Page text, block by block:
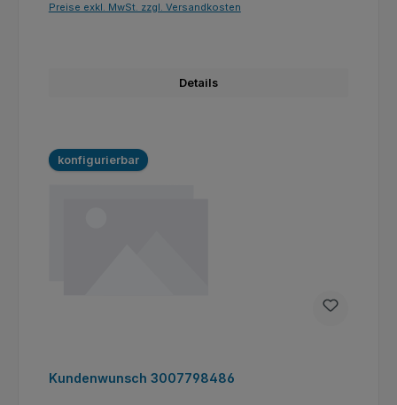
Preise exkl. MwSt. zzgl. Versandkosten
Details
konfigurierbar
Kundenwunsch 3007798486